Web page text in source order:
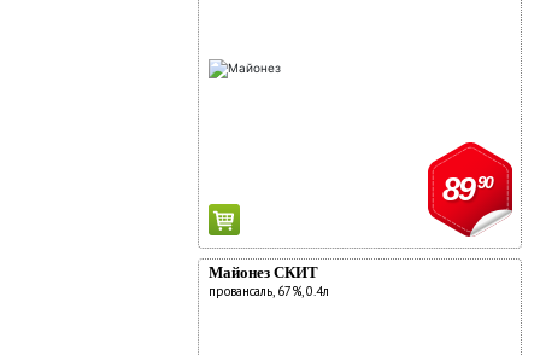
8990
Майонез СКИТ
провансаль, 67%, 0.4л